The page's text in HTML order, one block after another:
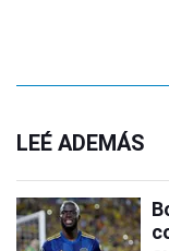
LEÉ ADEMÁS